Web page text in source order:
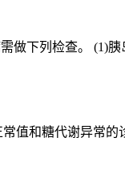
做下列检查。 (1)胰
值和糖代谢异常的